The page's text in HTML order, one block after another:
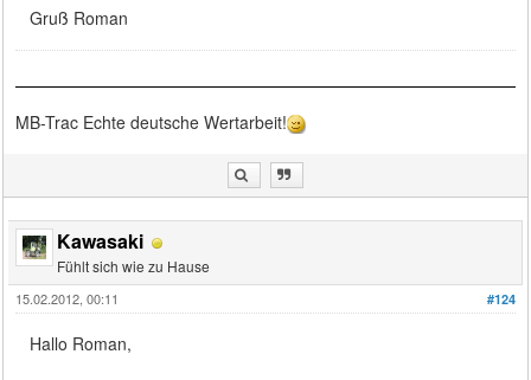
Gruß Roman
MB-Trac Echte deutsche Wertarbeit!
Kawasaki
Fühlt sich wie zu Hause
#124
15.02.2012, 00:11
Hallo Roman,